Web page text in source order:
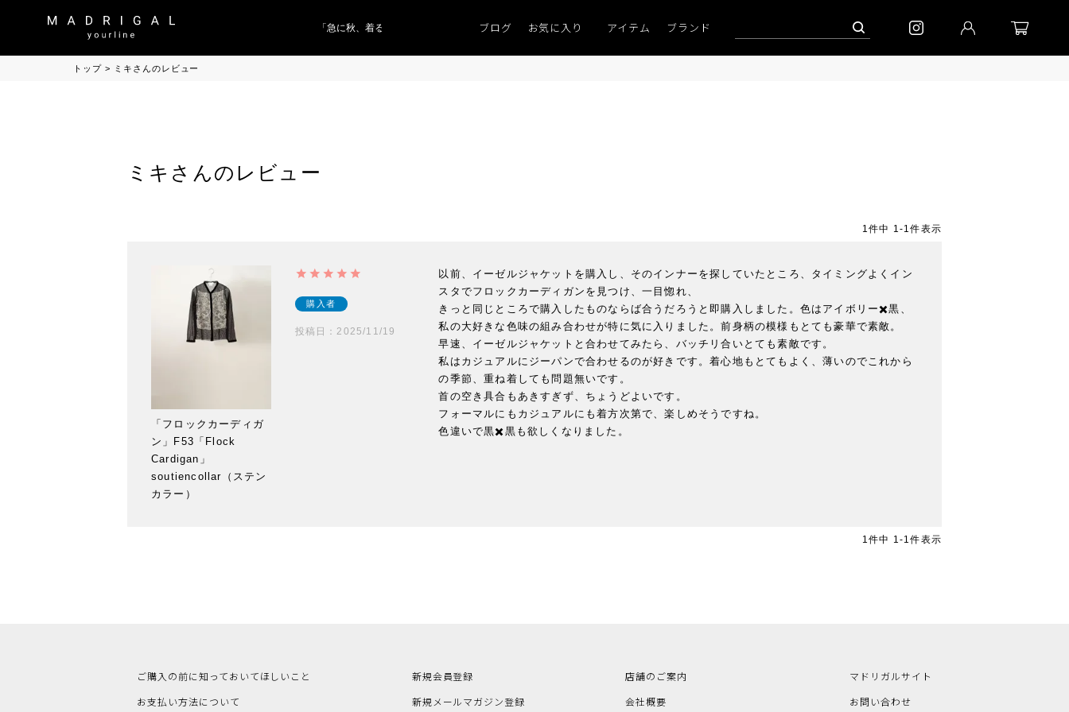
「急に秋、着るものがない」 「キレイなニット」 ポイント9％「マンスリーポイントキャンペーン」 到着｜2026AW「シフォンニット」 到着｜2026AW「マガジン
ブログ お気に入り アイテム ブランド
トップ ミキさんのレビュー
ミキさんのレビュー
1件中 1-1件表示
「フロックカーディガ
ン」F53「Flock
Cardigan」
soutiencollar（ステン
カラー）
購入者
投稿日 2025/11/19
以前、イーゼルジャケットを購入し、そのインナーを探していたところ、タイミングよくイン
スタでフロックカーディガンを見つけ、一目惚れ、
きっと同じところで購入したものならば合うだろうと即購入しました。色はアイボリー✖️黒、
私の大好きな色味の組み合わせが特に気に入りました。前身柄の模様もとても豪華で素敵。
早速、イーゼルジャケットと合わせてみたら、バッチリ合いとても素敵です。
私はカジュアルにジーパンで合わせるのが好きです。着心地もとてもよく、薄いのでこれから
の季節、重ね着しても問題無いです。
首の空き具合もあきすぎず、ちょうどよいです。
フォーマルにもカジュアルにも着方次第で、楽しめそうですね。
色違いで黒✖️黒も欲しくなりました。
1件中 1 -1件表示
ご購入の前に知っておいてほしいこと
お支払い方法について
新規会員登録
新規メールマガジン登録
店舗のご案内
会社概要
マドリガルサイト
お問い合わせ